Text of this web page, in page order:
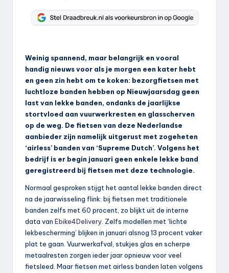
Weinig spannend, maar belangrijk en vooral
handig nieuws voor als je morgen een kater hebt
en geen zin hebt om te koken: bezorgfietsen met
luchtloze banden hebben op Nieuwjaarsdag geen
last van lekke banden, ondanks de jaarlijkse
stortvloed aan vuurwerkresten en glasscherven
op de weg. De fietsen van deze Nederlandse
aanbieder zijn namelijk uitgerust met zogeheten
‘airless’ banden van ‘Supreme Dutch’. Volgens het
bedrijf is er begin januari geen enkele lekke band
geregistreerd bij fietsen met deze technologie.
Normaal gesproken stijgt het aantal lekke banden direct
na de jaarwisseling flink: bij fietsen met traditionele
banden zelfs met 60 procent, zo blijkt uit de interne
data van Ebike4Delivery. Zelfs modellen met ‘lichte
lekbescherming’ blijken in januari alsnog 13 procent vaker
plat te gaan. Vuurwerkafval, stukjes glas en scherpe
metaalresten zorgen ieder jaar opnieuw voor veel
fietsleed. Maar fietsen met airless banden laten volgens